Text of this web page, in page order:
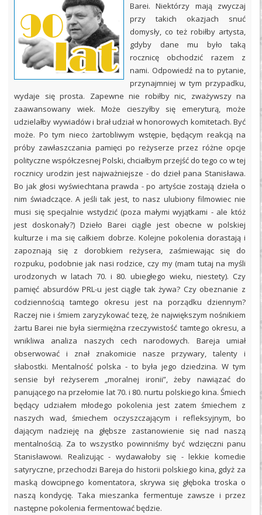
Barei. Niektórzy mają zwyczaj
przy takich okazjach snuć
domysły, co też robiłby artysta,
gdyby dane mu było taką
rocznicę obchodzić razem z
nami. Odpowiedź na to pytanie,
przynajmniej w tym przypadku,
wydaje się prosta. Zapewne nie robiłby nic, zważywszy na
zaawansowany wiek. Może cieszyłby się emeryturą, może
udzielałby wywiadów i brał udział w honorowych komitetach. Być
może. Po tym nieco żartobliwym wstępie, będącym reakcją na
próby zawłaszczania pamięci po reżyserze przez różne opcje
polityczne współczesnej Polski, chciałbym przejść do tego co w tej
rocznicy urodzin jest najważniejsze - do dzieł pana Stanisława.
Bo jak głosi wyświechtana prawda - po artyście zostają dzieła o
nim świadczące. A jeśli tak jest, to nasz ulubiony filmowiec nie
musi się specjalnie wstydzić (poza małymi wyjątkami - ale któż
jest doskonały?) Dzieło Barei ciągle jest obecne w polskiej
kulturze i ma się całkiem dobrze. Kolejne pokolenia dorastają i
zapoznają się z dorobkiem reżysera, zaśmiewając się do
rozpuku, podobnie jak nasi rodzice, czy my (mam tutaj na myśli
urodzonych w latach 70. i 80. ubiegłego wieku, niestety). Czy
pamięć absurdów PRL-u jest ciągle tak żywa? Czy obeznanie z
codziennością tamtego okresu jest na porządku dziennym?
Raczej nie i śmiem zaryzykować tezę, że największym nośnikiem
żartu Barei nie była siermiężna rzeczywistość tamtego okresu, a
wnikliwa analiza naszych cech narodowych. Bareja umiał
obserwować i znał znakomicie nasze przywary, talenty i
słabostki. Mentalność polska - to była jego dziedzina. W tym
sensie był reżyserem „moralnej ironii”, żeby nawiązać do
panującego na przełomie lat 70. i 80. nurtu polskiego kina. Śmiech
będący udziałem młodego pokolenia jest zatem śmiechem z
naszych wad, śmiechem oczyszczającym i refleksyjnym, bo
dającym nadzieję na głębsze zastanowienie się nad naszą
mentalnością. Za to wszystko powinniśmy być wdzięczni panu
Stanisławowi. Realizując - wydawałoby się - lekkie komedie
satyryczne, przechodzi Bareja do historii polskiego kina, gdyż za
maską dowcipnego komentatora, skrywa się głęboka troska o
naszą kondycję. Taka mieszanka fermentuje zawsze i przez
następne pokolenia fermentować będzie.